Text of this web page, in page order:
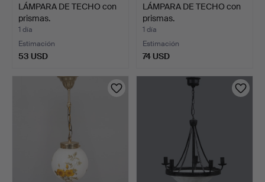
LÁMPARA DE TECHO con
prismas.
1 día
Estimación
53 USD
LÁMPARA DE TECHO con
prismas.
1 día
Estimación
74 USD